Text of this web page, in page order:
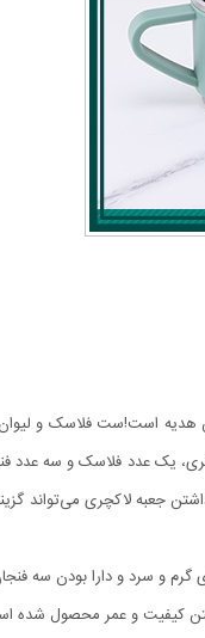
هدیه است!ست فلاسک و
ست فلاسک و لیوان استیل نیم لیتری، یک عدد
جعبه لاکچری می‌تواند
و سرد و دارا بودن سه
کیفیت و عمر محصول شده